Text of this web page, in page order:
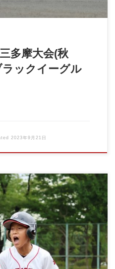
多摩大会(秋
ックイーグル
2023年9月21日
白糸台ホワイトキングス &nbs